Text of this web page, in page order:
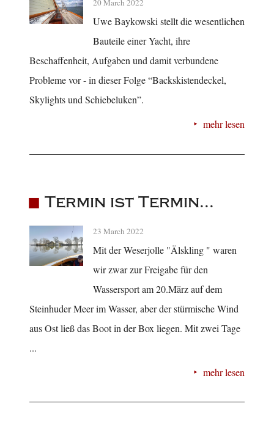
20 March 2022
Uwe Baykowski stellt die wesentlichen
Bauteile einer Yacht, ihre
Beschaffenheit, Aufgaben und damit verbundene
Probleme vor - in dieser Folge “Backskistendeckel,
Skylights und Schiebeluken”.
mehr lesen
Termin ist Termin...
23 March 2022
Mit der Weserjolle "Älskling " waren
wir zwar zur Freigabe für den
Wassersport am 20.März auf dem
Steinhuder Meer im Wasser, aber der stürmische Wind
aus Ost ließ das Boot in der Box liegen. Mit zwei Tage
...
mehr lesen